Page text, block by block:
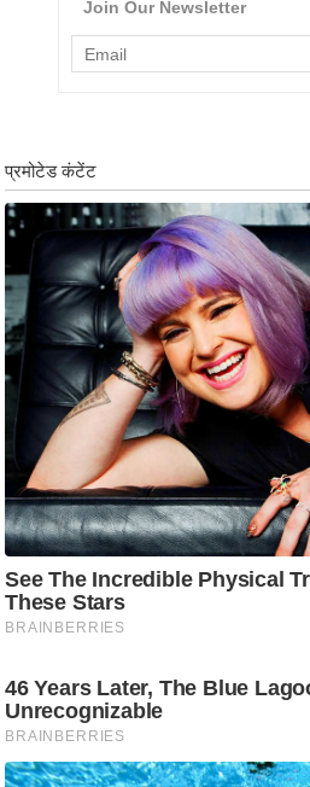
k
i
g
N
फ
स्टा
इ
ल
टे
लॉ
जी
ब्यू
टी